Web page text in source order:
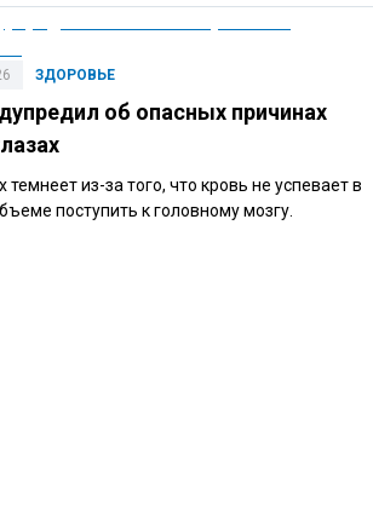
ЗДОРОВЬЕ
об опасных причинах
темнеет из-за того, что кровь не успевает в
поступить к головному мозгу.